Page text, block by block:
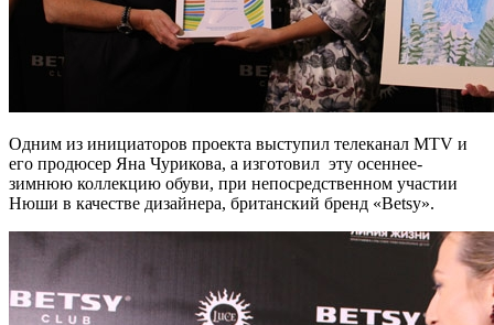
Одним из инициаторов проекта выступил телеканал MTV и
его продюсер Яна Чурикова, а изготовил эту осеннее-
зимнюю коллекцию обуви, при непосредственном участии
Нюши в качестве дизайнера, британский бренд «Betsy».